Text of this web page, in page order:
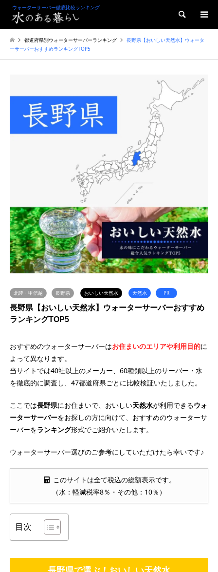
ウォーターサーバー徹底比較ランキング
検索
都道府県別ウォーターサーバーランキング
長野県【おいしい天然水】ウォータ
ーサーバーおすすめランキングTOP5
北陸・甲信越 長野県 おいしい天然水 天然水 PR
長野県【おいしい天然水】ウォーターサーバーおすすめ
ランキングTOP5
おすすめのウォーターサーバーはお住まいのエリアや利用目的に
よって異なります。
当サイトでは40社以上のメーカー、60種類以上のサーバー・水
を徹底的に調査し、47都道府県ごとに比較検証いたしました。
ここでは長野県にお住まいで、おいしい天然水が利用できるウォ
ーターサーバーをお探しの方に向けて、おすすめのウォーターサ
ーバーをランキング形式でご紹介いたします。
ウォーターサーバー選びのご参考にしていただけたら幸いです♪
このサイトは全て税込の総額表示です。
（水：軽減税率8％・その他：10％）
目次